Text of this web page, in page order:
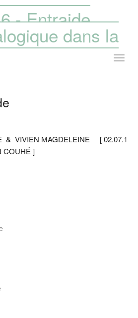
- Entraide
dans la
& VIVIEN MAGDELEINE [ 02.07.1
]